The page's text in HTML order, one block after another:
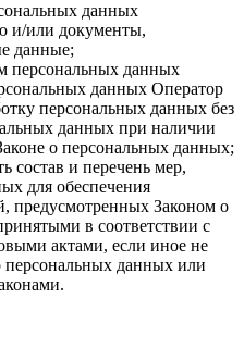
данных
и/или документы,
данные;
персональных данных
данных Оператор
персональных данных без
данных при наличии
о персональных данных;
состав и перечень мер,
для обеспечения
предусмотренных Законом о
в соответствии с
актами, если иное не
персональных данных или